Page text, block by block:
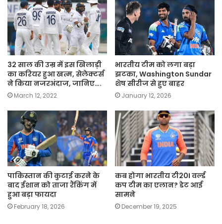
32 साल की उम्र में इस खिलाड़ी
का करियर हुआ खत्म, सेलेक्टर्स
ने किया नजरअंदाज, जानिए….
March 12, 2022
भारतीय टीम को लगा बड़ा
झटका, Washington Sundar
शेष सीरीज से हुए बाहर
January 12, 2026
पाकिस्तान की कुटाई करने के
बाद ईशान को ताजा रैंकिंग में
हुआ बड़ा फायदा
February 18, 2026
कब होगा भारतीय टी20I वर्ल्ड
कप टीम का एलान? डेट आई
सामने
December 19, 2025